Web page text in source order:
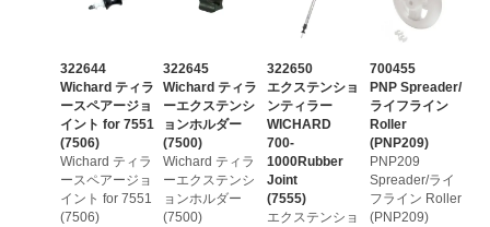
322644
Wichard ティラ
ースペアージョ
イント for 7551
(7506)
Wichard ティラ
ースペアージョ
イント for 7551
(7506)
322645
Wichard ティラ
ーエクステンシ
ョンホルダー
(7500)
Wichard ティラ
ーエクステンシ
ョンホルダー
(7500)
322650
エクステンショ
ンティラー
WICHARD
700-
1000Rubber
Joint
(7555)
エクステンショ
700455
PNP Spreader/
ライフライン
Roller
(PNP209)
PNP209
Spreader/ライ
フライン Roller
(PNP209)